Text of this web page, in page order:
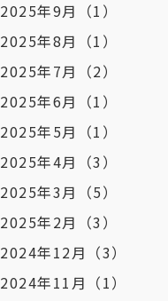
2025年9月
（1）
2025年8月
（1）
2025年7月
（2）
2025年6月
（1）
2025年5月
（1）
2025年4月
（3）
2025年3月
（5）
2025年2月
（3）
2024年12月 （3）
2024年11月 （1）